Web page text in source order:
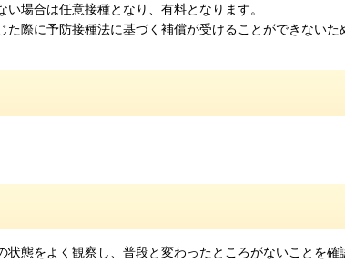
場合は任意接種となり、有料となります。
際に予防接種法に基づく補償が受けることができないた
態をよく観察し、普段と変わったところがないことを確